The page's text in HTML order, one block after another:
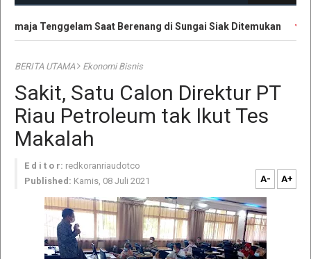
Tenggelam Saat Berenang di Sungai Siak Ditemukan
BERITA UTAMA Ekonomi Bisnis
Sakit, Satu Calon Direktur PT
Riau Petroleum tak Ikut Tes
Makalah
E d i t o r: redkoranriaudotco
Published: Kamis, 08 Juli 2021 A- A+